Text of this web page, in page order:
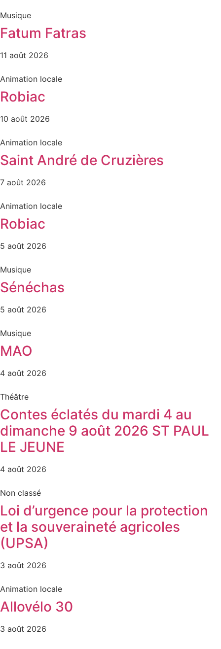
Musique
Fatum Fatras
11 août 2026
Animation locale
Robiac
10 août 2026
Animation locale
Saint André de Cruzières
7 août 2026
Animation locale
Robiac
5 août 2026
Musique
Sénéchas
5 août 2026
Musique
MAO
4 août 2026
Théâtre
Contes éclatés du mardi 4 au
dimanche 9 août 2026 ST PAUL
LE JEUNE
4 août 2026
Non classé
Loi d’urgence pour la protection
et la souveraineté agricoles
(UPSA)
3 août 2026
Animation locale
Allovélo 30
3 août 2026